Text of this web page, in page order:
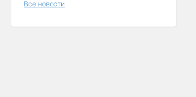
Все новости